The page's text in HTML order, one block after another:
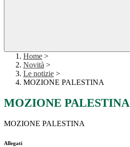
Home >
Novità >
Le notizie >
MOZIONE PALESTINA
MOZIONE PALESTINA
MOZIONE PALESTINA
Allegati